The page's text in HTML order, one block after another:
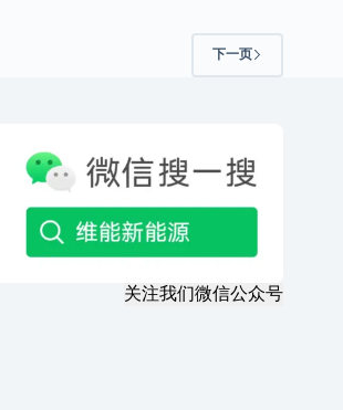
下一页
关注我们微信公众号